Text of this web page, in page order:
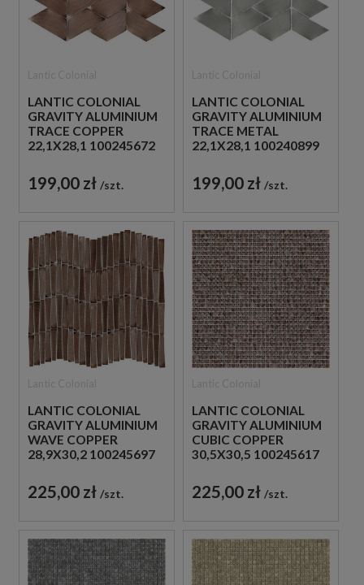
LANTIC COLONIAL
GRAVITY ALUMINIUM
TRACE COPPER
22,1X28,1 100245672
DEKORACYJNA
METALOWA
199,00 zł szt.
LANTIC COLONIAL
GRAVITY ALUMINIUM
TRACE METAL
22,1X28,1 100240899
DEKORACYJNA
METALOWA
199,00 zł szt.
LANTIC COLONIAL
GRAVITY ALUMINIUM
WAVE COPPER
28,9X30,2 100245697
DEKORACYJNA
METALOWA
225,00 zł szt.
LANTIC COLONIAL
GRAVITY ALUMINIUM
CUBIC COPPER
30,5X30,5 100245617
DEKORACYJNA
225,00 zł szt.